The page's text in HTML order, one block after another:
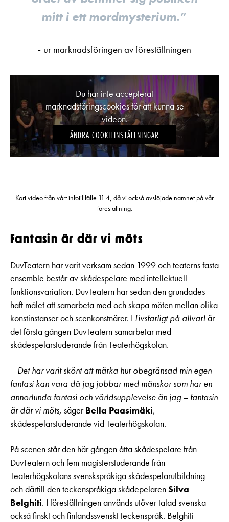
mitt i ett mordmysterium.
ur marknadsföringen av föreställningen
Du har inte accepterat
marknadsföringscookies för att kunna se
videon.
ÄNDRA COOKIEINSTÄLLNINGAR
Kort video från vårt infotillfälle 11.4, då vi också avslöjade namnet på vår
föreställning.
Fantasin är där vi möts
DuvTeatern har varit verksam sedan 1999 och teaterns fasta
ensemble består av skådespelare med intellektuell
funktionsvariation. DuvTeatern har sedan den grundades
haft målet att samarbeta med och skapa möten mellan olika
konstinstanser och scenkonstnärer. I Livsfarligt på allvar!är
det första gången DuvTeatern samarbetar med
skådespelarstuderande från Teaterhögskolan.
– Det har varit skönt att märka hur obegränsad min egen
fantasi kan vara då jag jobbar med mänskor som har en
annorlunda fantasi och världsupplevelse än jag – fantasin
är där vi möts, sägerBella Paasimäki,
skådespelarstuderande vid Teaterhögskolan.
På scenen står den här gången åtta skådespelare från
DuvTeatern och fem magisterstuderande från
Teaterhögskolans svenskspråkiga skådespelarutbildning
och därtill den teckenspråkiga skådepelarenSilva
Belghiti. I föreställningen används utöver talad svenska
också finskt och finlandssvenskt teckenspråk. Belghiti